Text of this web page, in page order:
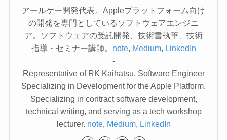
アールケー開発代表。Appleプラットフォーム向け
の開発を専門としているソフトウェアエンジニ
ア。ソフトウェアの受託開発、技術書執筆、技術
指導・セミナー講師。 note, Medium, LinkedIn
-
Representative of RK Kaihatsu. Software Engineer
Specializing in Development for the Apple Platform.
Specializing in contract software development,
technical writing, and serving as a tech workshop
lecturer. note, Medium, LinkedIn